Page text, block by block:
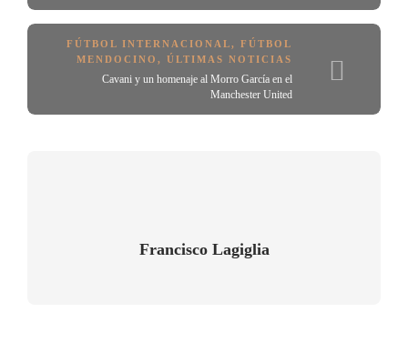
FÚTBOL INTERNACIONAL, FÚTBOL
MENDOCINO , ÚLTIMAS NOTICIAS
Cavani y un homenaje al Morro García en el
Manchester United
Francisco Lagiglia